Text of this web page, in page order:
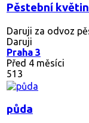
Pěstební
Daruji za odvoz
Daruji
Praha 3
Před 4 měsíci
513
půda